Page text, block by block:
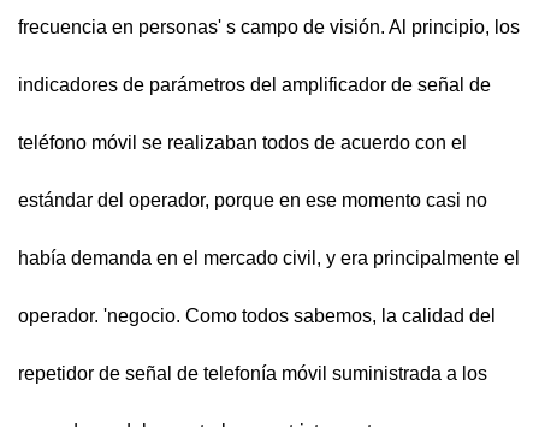
frecuencia en personas' s campo de visión. Al principio, los
indicadores de parámetros del amplificador de señal de
teléfono móvil se realizaban todos de acuerdo con el
estándar del operador, porque en ese momento casi no
había demanda en el mercado civil, y era principalmente el
operador. 'negocio. Como todos sabemos, la calidad del
repetidor de señal de telefonía móvil suministrada a los